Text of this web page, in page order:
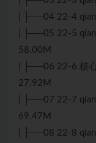
| ├──04 22-4
| ├──05 22-5
58.00M
| ├──06 22-6 核
27.92M
| ├──07 22-7
69.47M
| ├──08 22-8